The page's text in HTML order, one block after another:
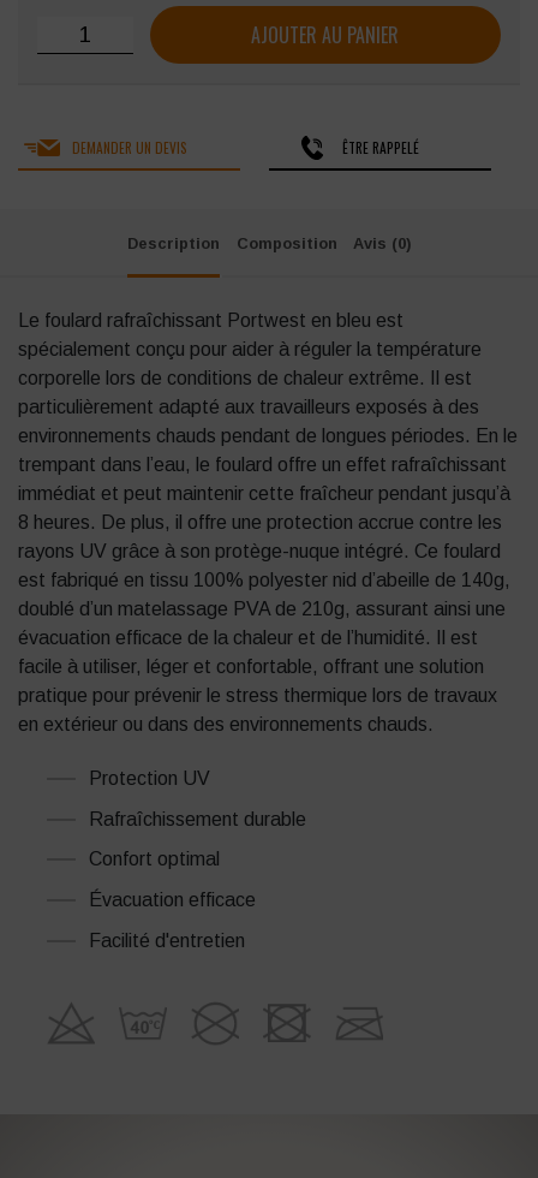
quantité de Foulard PORTWEST Rafraichissant
AJOUTER AU PANIER
DEMANDER UN DEVIS ÊTRE RAPPELÉ
Description Composition Avis (0)
Le foulard rafraîchissant Portwest en bleu est
spécialement conçu pour aider à réguler la température
corporelle lors de conditions de chaleur extrême.
Il est
particulièrement adapté aux travailleurs exposés à des
environnements chauds pendant de longues périodes. En le
trempant dans l’eau, le foulard offre un effet rafraîchissant
immédiat et peut maintenir cette fraîcheur pendant jusqu’à
8 heures. De plus, il offre une protection accrue contre les
rayons UV grâce à son protège-nuque intégré. Ce foulard
est fabriqué en tissu 100% polyester nid d’abeille de 140g,
doublé d’un matelassage PVA de 210g, assurant ainsi une
évacuation efficace de la chaleur et de l’humidité.
Il est
facile à utiliser, léger et confortable, offrant une solution
pratique pour prévenir le stress thermique lors de travaux
en extérieur ou dans des environnements chauds.
Protection UV
Rafraîchissement durable
Confort optimal
Évacuation efficace
Facilité d'entretien